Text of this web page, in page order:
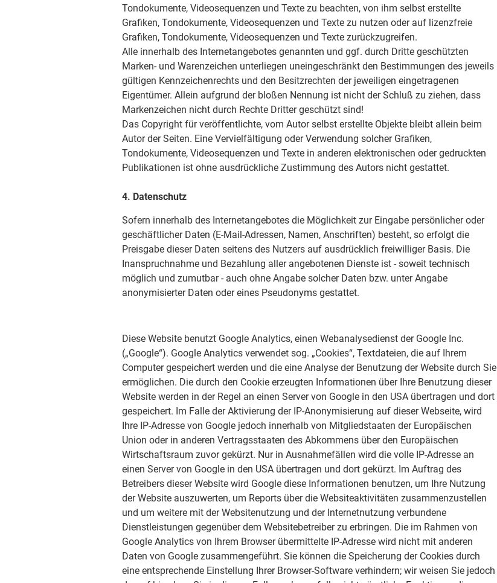
Tondokumente, Videosequenzen und Texte zu beachten, von ihm selbst erstellte
Grafiken, Tondokumente, Videosequenzen und Texte zu nutzen oder auf lizenzfreie
Grafiken, Tondokumente, Videosequenzen und Texte zurückzugreifen.
Alle innerhalb des Internetangebotes genannten und ggf. durch Dritte geschützten
Marken- und Warenzeichen unterliegen uneingeschränkt den Bestimmungen des jeweils
gültigen Kennzeichenrechts und den Besitzrechten der jeweiligen eingetragenen
Eigentümer. Allein aufgrund der bloßen Nennung ist nicht der Schluß zu ziehen, dass
Markenzeichen nicht durch Rechte Dritter geschützt sind!
Das Copyright für veröffentlichte, vom Autor selbst erstellte Objekte bleibt allein beim
Autor der Seiten. Eine Vervielfältigung oder Verwendung solcher Grafiken,
Tondokumente, Videosequenzen und Texte in anderen elektronischen oder gedruckten
Publikationen ist ohne ausdrückliche Zustimmung des Autors nicht gestattet.
4. Datenschutz
Sofern innerhalb des Internetangebotes die Möglichkeit zur Eingabe persönlicher oder
geschäftlicher Daten (E-Mail-Adressen, Namen, Anschriften) besteht, so erfolgt die
Preisgabe dieser Daten seitens des Nutzers auf ausdrücklich freiwilliger Basis. Die
Inanspruchnahme und Bezahlung aller angebotenen Dienste ist - soweit technisch
möglich und zumutbar - auch ohne Angabe solcher Daten bzw. unter Angabe
anonymisierter Daten oder eines Pseudonyms gestattet.
Diese Website benutzt Google Analytics, einen Webanalysedienst der Google Inc.
(„Google“). Google Analytics verwendet sog. „Cookies“, Textdateien, die auf Ihrem
Computer gespeichert werden und die eine Analyse der Benutzung der Website durch Sie
ermöglichen. Die durch den Cookie erzeugten Informationen über Ihre Benutzung dieser
Website werden in der Regel an einen Server von Google in den USA übertragen und dort
gespeichert. Im Falle der Aktivierung der IP-Anonymisierung auf dieser Webseite, wird
Ihre IP-Adresse von Google jedoch innerhalb von Mitgliedstaaten der Europäischen
Union oder in anderen Vertragsstaaten des Abkommens über den Europäischen
Wirtschaftsraum zuvor gekürzt. Nur in Ausnahmefällen wird die volle IP-Adresse an
einen Server von Google in den USA übertragen und dort gekürzt. Im Auftrag des
Betreibers dieser Website wird Google diese Informationen benutzen, um Ihre Nutzung
der Website auszuwerten, um Reports über die Websiteaktivitäten zusammenzustellen
und um weitere mit der Websitenutzung und der Internetnutzung verbundene
Dienstleistungen gegenüber dem Websitebetreiber zu erbringen. Die im Rahmen von
Google Analytics von Ihrem Browser übermittelte IP-Adresse wird nicht mit anderen
Daten von Google zusammengeführt. Sie können die Speicherung der Cookies durch
eine entsprechende Einstellung Ihrer Browser-Software verhindern; wir weisen Sie jedoch